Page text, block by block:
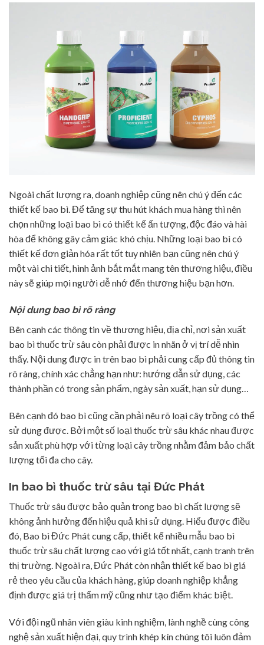
Ngoài chất lượng ra, doanh nghiệp cũng nên chú ý đến các
thiết kế bao bì. Để tăng sự thu hút khách mua hàng thì nên
chọn những loại bao bì có thiết kế ấn tượng, độc đáo và hài
hòa để không gây cảm giác khó chịu. Những loại bao bì có
thiết kế đơn giản hóa rất tốt tuy nhiên bạn cũng nên chú ý
một vài chi tiết, hình ảnh bắt mắt mang tên thương hiệu, điều
này sẽ giúp mọi người dễ nhớ đến thương hiệu bạn hơn.
Nội dung bao bì rõ ràng
Bên cạnh các thông tin về thương hiệu, địa chỉ, nơi sản xuất
bao bì thuốc trừ sâu còn phải được in nhãn ở vị trí dễ nhìn
thấy. Nội dung được in trên bao bì phải cung cấp đủ thông tin
rõ ràng, chính xác chẳng hạn như: hướng dẫn sử dụng, các
thành phần có trong sản phẩm, ngày sản xuất, hạn sử dụng…
Bên cạnh đó bao bì cũng cần phải nêu rõ loại cây trồng có thể
sử dụng được. Bởi một số loại thuốc trừ sâu khác nhau được
sản xuất phù hợp với từng loại cây trồng nhằm đảm bảo chất
lượng tối đa cho cây.
In bao bì thuốc trừ sâu tại Đức Phát
Thuốc trừ sâu được bảo quản trong bao bì chất lượng sẽ
không ảnh hưởng đến hiệu quả khi sử dụng. Hiểu được điều
đó, Bao bì Đức Phát cung cấp, thiết kế nhiều mẫu bao bì
thuốc trừ sâu chất lượng cao với giá tốt nhất, cạnh tranh trên
thị trường. Ngoài ra, Đức Phát còn nhận thiết kế bao bì giá
rẻ theo yêu cầu của khách hàng, giúp doanh nghiệp khẳng
định được giá trị thẩm mỹ cũng như tạo điểm khác biệt.
Với đội ngũ nhân viên giàu kinh nghiệm, lành nghề cùng công
nghệ sản xuất hiện đại, quy trình khép kín chúng tôi luôn đảm